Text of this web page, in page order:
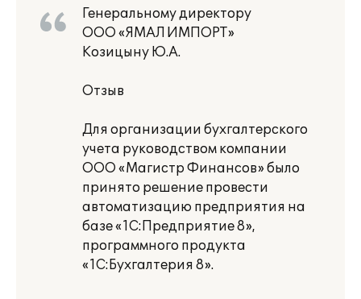
Генеральному директору
ООО «ЯМАЛ ИМПОРТ»
Козицыну Ю.А.
Отзыв
Для организации бухгалтерского
учета руководством компании
ООО «Магистр Финансов» было
принято решение провести
автоматизацию предприятия на
базе «1С:Предприятие 8»,
программного продукта
«1С:Бухгалтерия 8».